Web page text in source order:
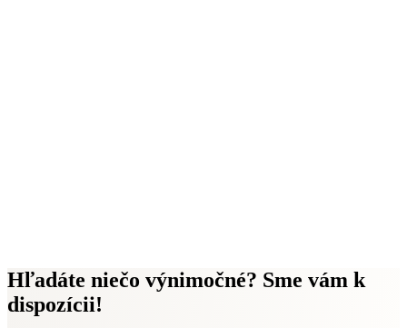
Hľadáte niečo výnimočné? Sme vám k
dispozícii!